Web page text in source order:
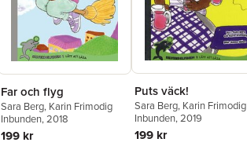
Far och flyg
Sara Berg, Karin Frimodig
Inbunden, 2018
199 kr
Puts väck!
Sara Berg, Karin Frimodig
Inbunden, 2019
199 kr